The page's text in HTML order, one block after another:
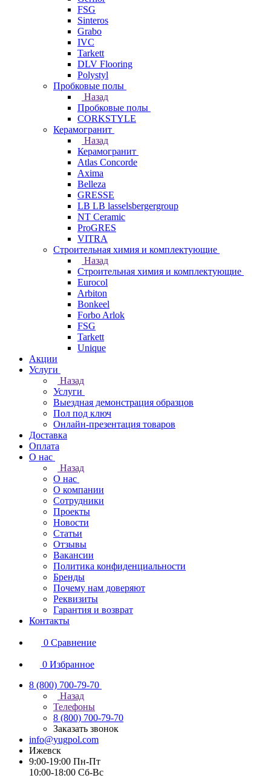
FSG
Sinteros
Grabo
IVC
Tarkett
DLV Flooring
Polystyl
Пробковые полы
Назад
Пробковые полы
CORKSTYLE
Керамогранит
Назад
Керамогранит
Atlas Concorde
Axima
Belleza
GRESSE
LB LB lasselsbergergroup
NT Ceramic
ProGRES
VITRA
Строительная химия и комплектующие
Назад
Строительная химия и комплектующие
Eurocol
Arbiton
Bonkeel
Forbo Arlok
FSG
Tarkett
Unique
Акции
Услуги
Назад
Услуги
Выездная демонстрация образцов
Пол под ключ
Онлайн-презентация товаров
Доставка
Оплата
О нас
Назад
О нас
О компании
Сотрудники
Проекты
Новости
Статьи
Отзывы
Вакансии
Политика конфиденциальности
Бренды
Почему нам доверяют
Реквизиты
Гарантия и возврат
Контакты
0 Сравнение
0 Избранное
8 (800) 700-79-70
Назад
Телефоны
8 (800) 700-79-70
Заказать звонок
info@yugpol.com
Ижевск
9:00-19:00 Пн-Пт
10:00-18:00 Cб-Вс